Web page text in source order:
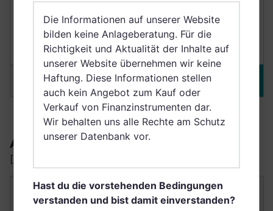
Nachhaltig (3 Jahre)
Merken DETAILS
AUSSCHÜTTER
[schüttet Erträge aus]
ALLIANZ INTERGLOBAL - A - EUR
DE0008475070
Die Informationen auf unserer Website
bilden keine Anlageberatung. Für die
Richtigkeit und Aktualität der Inhalte auf
unserer Website übernehmen wir keine
Haftung. Diese Informationen stellen
auch kein Angebot zum Kauf oder
Verkauf von Finanzinstrumenten dar.
Wir behalten uns alle Rechte am Schutz
unserer Datenbank vor.
Hast du die vorstehenden Bedingungen
verstanden und bist damit einverstanden?